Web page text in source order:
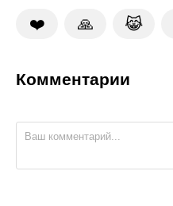
❤️ 🙏 😹
Комментарии